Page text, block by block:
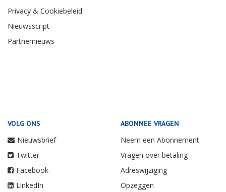
Privacy & Cookiebeleid
Nieuwsscript
Partnernieuws
VOLG ONS
Nieuwsbrief
Twitter
Facebook
LinkedIn
ABONNEE VRAGEN
Neem een Abonnement
Vragen over betaling
Adreswijziging
Opzeggen